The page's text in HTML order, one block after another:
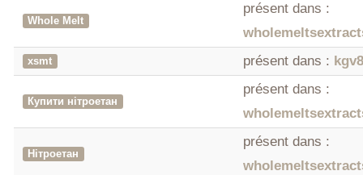
Whole Melt
présent dans :
xsmt présent dans :
Купити нітроетан
présent dans :
Нітроетан
présent dans :